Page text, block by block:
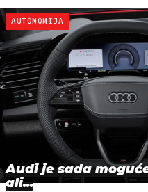
AUTONOMIJA
Audi je sada
ali...